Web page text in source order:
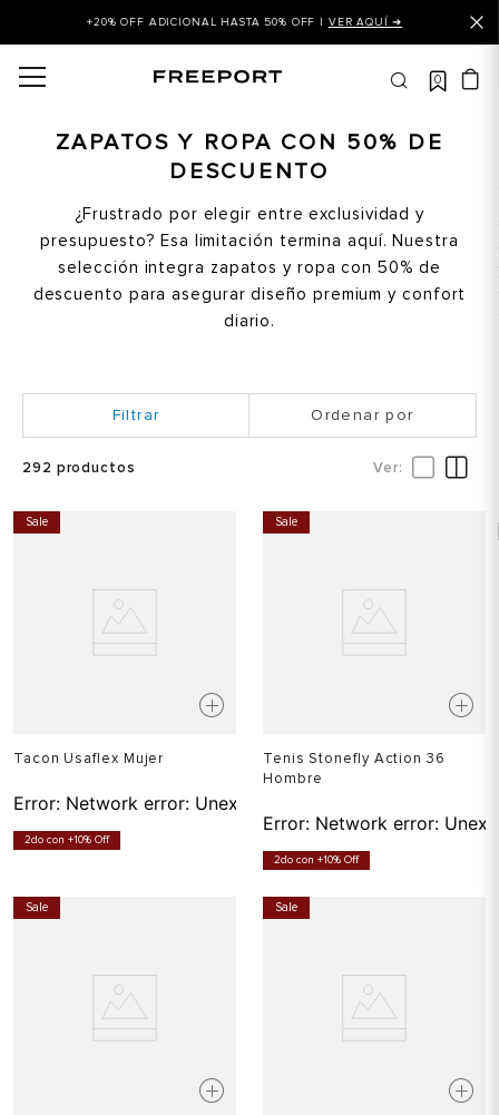
+20% OFF ADICIONAL HASTA 50% OFF | VER AQUÍ ➜
0
ZAPATOS Y ROPA CON 50% DE
DESCUENTO
¿Frustrado por elegir entre exclusividad y
presupuesto? Esa limitación termina aquí. Nuestra
selección integra zapatos y ropa con 50% de
descuento para asegurar diseño premium y confort
diario.
Ordenar por
292 productos
Sale
Tacon Usaflex Mujer
Error: Network error: Unexpected token T in JSON at
2do con +10% Off
Sale
Tenis Stonefly Action 36
Hombre
Error: Network error:
2do con +10% Off
Sale Sale
balance
balance 327
puma